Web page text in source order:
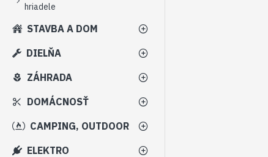
hriadele
STAVBA A DOM
DIELŇA
ZÁHRADA
DOMÁCNOSŤ
CAMPING, OUTDOOR
ELEKTRO